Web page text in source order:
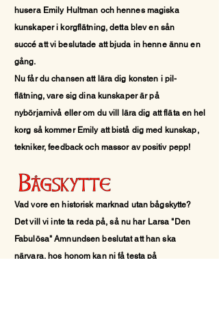
husera Emily Hultman och hennes magiska
kunskaper i korgflätning, detta blev en sån
succé att vi beslutade att bjuda in henne ännu en
gång.
Nu får du chansen att lära dig konsten i pil-
flätning, vare sig dina kunskaper är på
nybörjarnivå eller om du vill lära dig att fläta en hel
korg så kommer Emily att bistå dig med kunskap,
tekniker, feedback och massor avpositivpepp!
Vad vore en historisk marknad utan bågskytte?
Det vill vi inte ta reda på, så nu har Larsa "Den
Fabulösa" Amnundsen beslutat att han ska
närvara, hos honom kan ni få testa på